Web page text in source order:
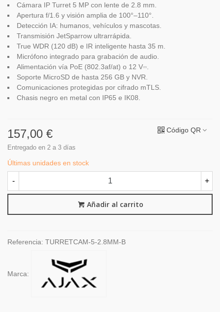
Cámara IP Turret 5 MP con lente de 2.8 mm.
Apertura f/1.6 y visión amplia de 100°–110°.
Detección IA: humanos, vehículos y mascotas.
Transmisión JetSparrow ultrarrápida.
True WDR (120 dB) e IR inteligente hasta 35 m.
Micrófono integrado para grabación de audio.
Alimentación vía PoE (802.3af/at) o 12 V⎓.
Soporte MicroSD de hasta 256 GB y NVR.
Comunicaciones protegidas por cifrado mTLS.
Chasis negro en metal con IP65 e IK08.
157,00 €
Entregado en 2 a 3 días
Código QR
Últimas unidades en stock
- +
Añadir al carrito
Referencia: TURRETCAM-5-2.8MM-B
Marca: